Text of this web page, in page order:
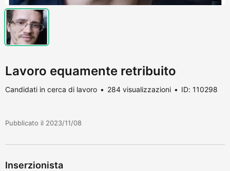
Lavoro equamente retribuito
Candidati in cerca di lavoro 284 visualizzazioni ID: 110298
Pubblicato il 2023/11/08
Inserzionista